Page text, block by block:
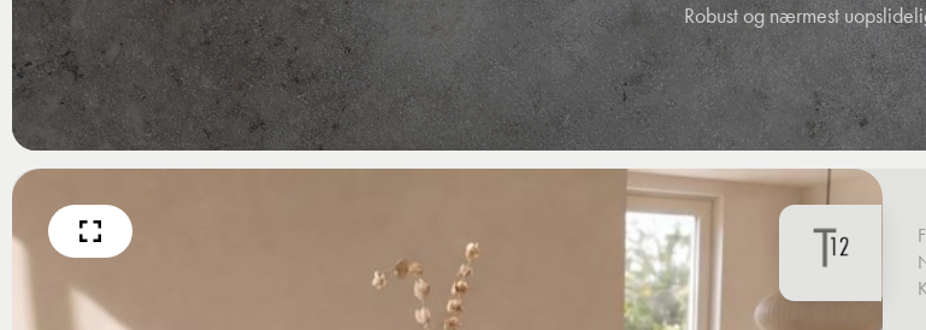
Robust og nærmest